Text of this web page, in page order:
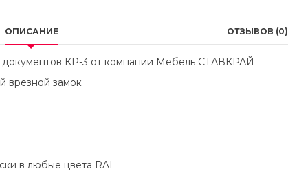
ОПИСАНИЕ ОТЗЫВОВ (0)
документов КР-3 от компании Мебель СТАВКРАЙ
врезной замок
в любые цвета RAL